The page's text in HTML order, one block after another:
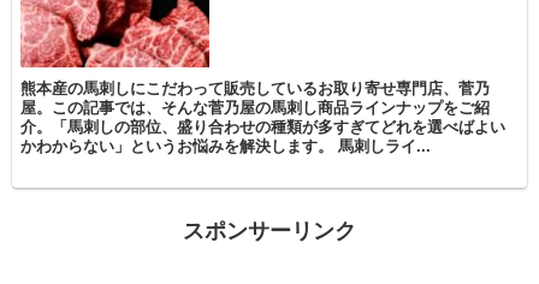
熊本産の馬刺しにこだわって販売しているお取り寄せ専門店、菅乃
屋。この記事では、そんな菅乃屋の馬刺し商品ラインナップをご紹
介。「馬刺しの部位、盛り合わせの種類が多すぎてどれを選べばよい
かわからない」というお悩みを解決します。 馬刺しライ...
スポンサーリンク